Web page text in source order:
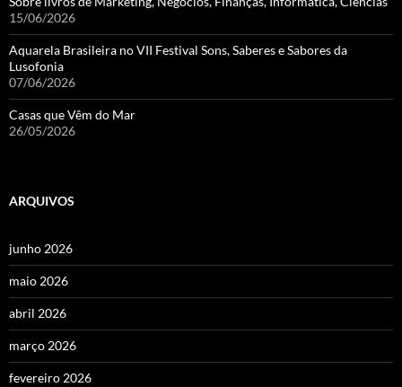
15/06/2026
Aquarela Brasileira no VII Festival Sons, Saberes e Sabores da
Lusofonia
07/06/2026
Casas que Vêm do Mar
26/05/2026
ARQUIVOS
junho 2026
maio 2026
abril 2026
março 2026
fevereiro 2026